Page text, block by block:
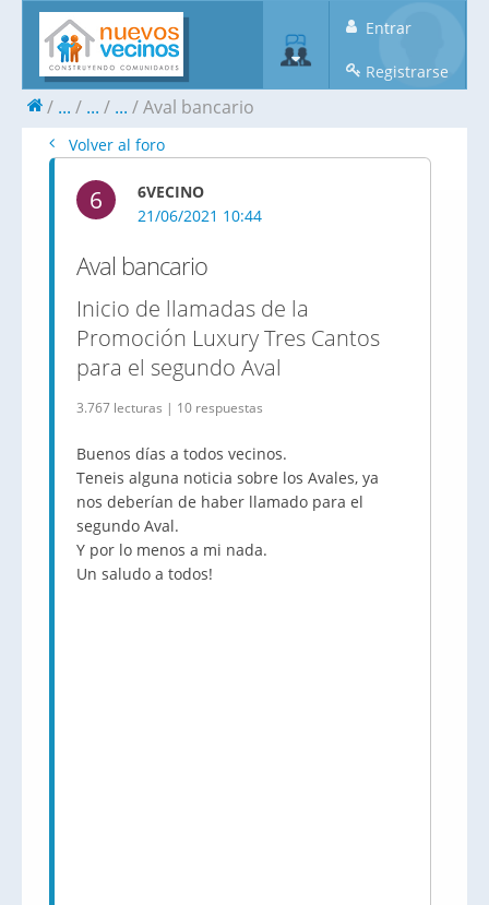
Entrar
Registrarse
... ... ... Aval bancario
Volver al foro
6
6VECINO
21/06/2021 10:44
Aval bancario
Inicio de llamadas de la
Promoción Luxury Tres Cantos
para el segundo Aval
3.767 lecturas | 10 respuestas
Buenos días a todos vecinos.
Teneis alguna noticia sobre los Avales, ya
nos deberían de haber llamado para el
segundo Aval.
Y por lo menos a mi nada.
Un saludo a todos!